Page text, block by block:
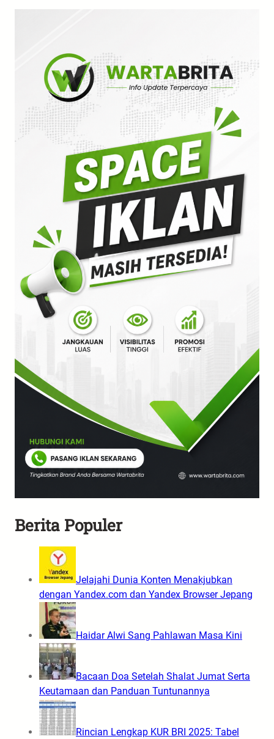
Berita Populer
Jelajahi Dunia Konten Menakjubkan
dengan Yandex.com dan Yandex Browser Jepang
Haidar Alwi Sang Pahlawan Masa Kini
Bacaan Doa Setelah Shalat Jumat Serta
Keutamaan dan Panduan Tuntunannya
Rincian Lengkap KUR BRI 2025: Tabel